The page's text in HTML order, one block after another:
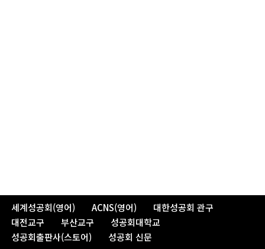
세계성공회(영어) ACNS(영어)
대한성공회 관구
대전교구
부산교구
성공회대학교
성공회출판사(스토어)
성공회 신문